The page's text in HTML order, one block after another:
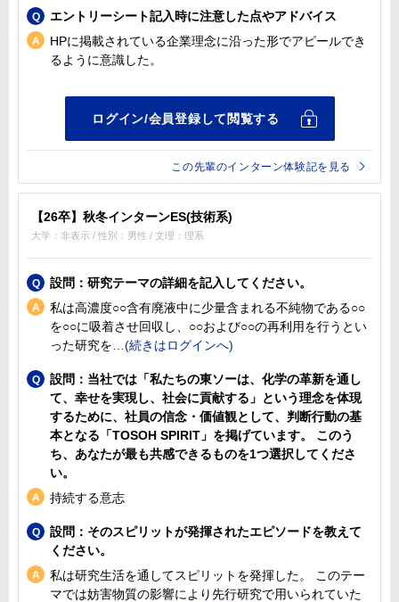
エントリーシート記入時に注意した点やアドバイス
HPに掲載されている企業理念に沿った形でアピールでき
るように意識した。
この先輩のインターン体験記を見る
【26卒】秋冬インターンES(技術系)
大学：非表示 / 性別：男性 / 文理：理系
設問：研究テーマの詳細を記入してください。
私は高濃度○○含有廃液中に少量含まれる不純物である○○
を○○に吸着させ回収し、○○および○○の再利用を行うとい
った研究を
設問：当社では「私たちの東ソーは、化学の革新を通し
て、幸せを実現し、社会に貢献する」という理念を体現
するために、社員の信念・価値観として、判断行動の基
本となる「TOSOH SPIRIT」を掲げています。 このう
ち、あなたが最も共感できるものを1つ選択してくださ
い。
持続する意志
設問：そのスピリットが発揮されたエピソードを教えて
ください。
私は研究生活を通してスピリットを発揮した。 このテー
マでは妨害物質の影響により先行研究で用いられていた